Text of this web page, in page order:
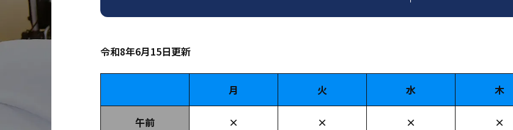
令和8年6月15日更新
月 火 水 木
午前 × × × ×